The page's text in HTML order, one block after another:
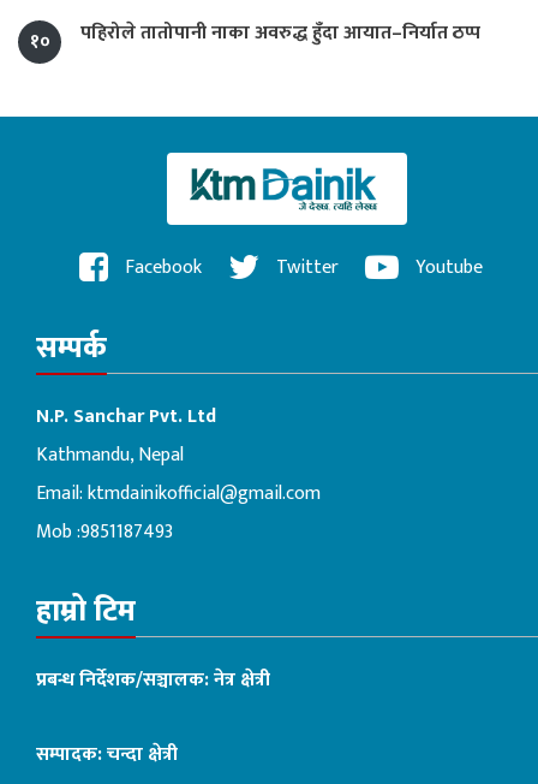
१० पहिरोले तातोपानी नाका अवरुद्ध हुँदा आयात–निर्यात ठप्प
Facebook Twitter Youtube
सम्पर्क
N.P. Sanchar Pvt. Ltd
Kathmandu, Nepal
Email:ktmdainikofficial@gmail.com
Mob :9851187493
हाम्रो टिम
प्रबन्ध निर्देशक/सञ्चालक: नेत्र क्षेत्री
सम्पादक: चन्दा क्षेत्री